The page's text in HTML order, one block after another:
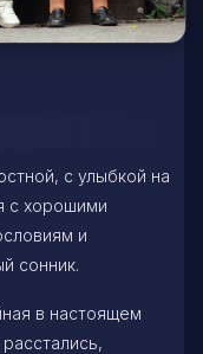
с улыбкой на
с хорошими
и
сонник.
в настоящем